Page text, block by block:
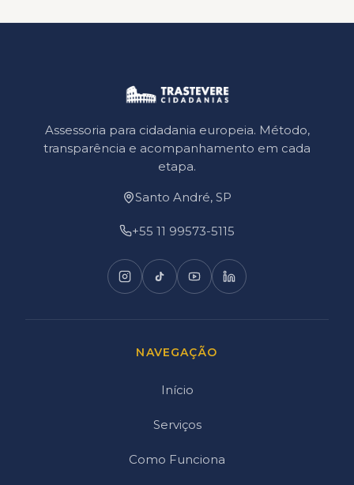
Assessoria para cidadania europeia. Método,
transparência e acompanhamento em cada
etapa.
Santo André, SP
+55 11 99573-5115
NAVEGAÇÃO
Início
Serviços
Como Funciona